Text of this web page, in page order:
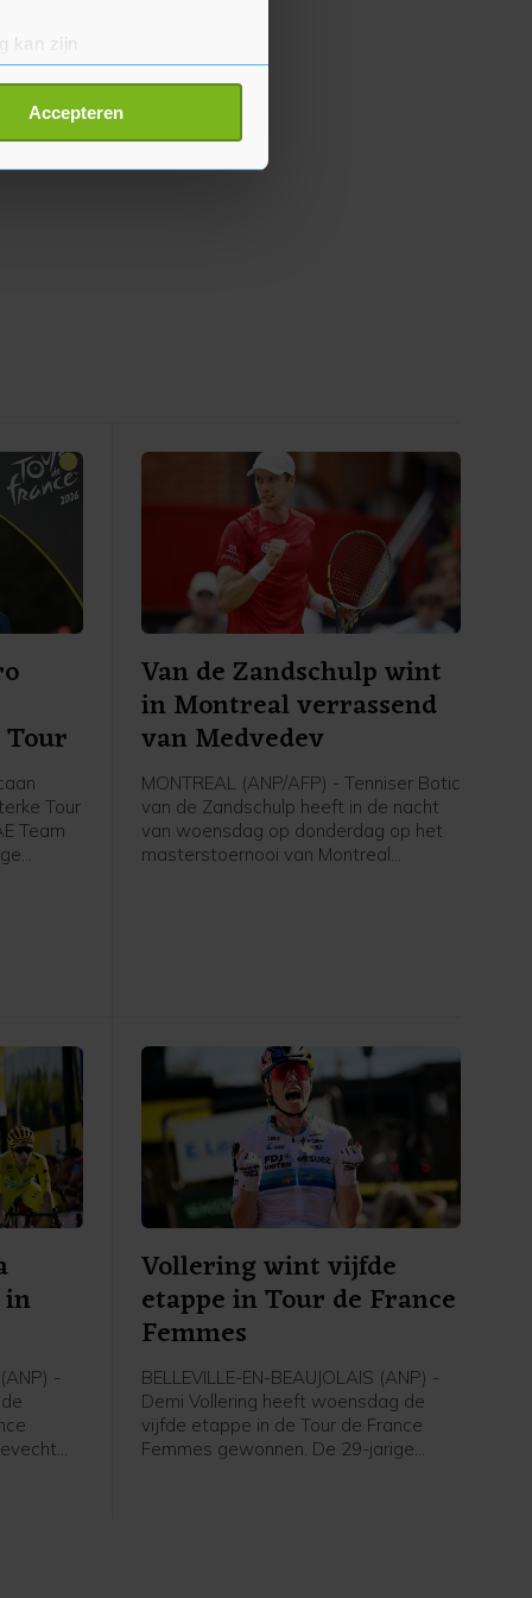
kan zijn
detailgedeelte
Accepteren
Tour
Team
Van de Zandschulp wint
in Montreal verrassend
van Medvedev
MONTREAL (ANP/AFP) - Tenniser Botic
van de Zandschulp heeft in de nacht
van woensdag op donderdag op het
masterstoernooi van Montreal
-
Vollering wint vijfde
etappe in Tour de France
Femmes
BELLEVILLE-EN-BEAUJOLAIS (ANP) -
Demi Vollering heeft woensdag de
vijfde etappe in de Tour de France
Femmes gewonnen. De 29-jarige